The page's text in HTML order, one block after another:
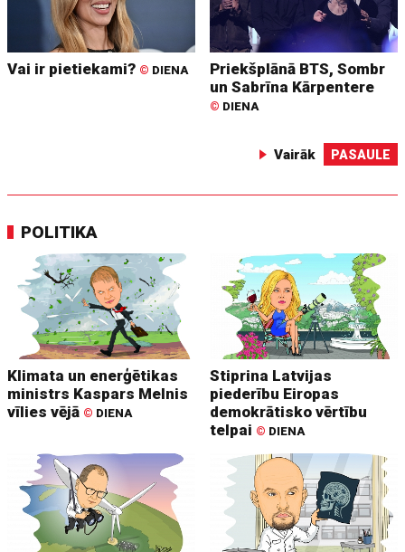
Vai ir pietiekami? © DIENA
Priekšplānā BTS, Sombr
un Sabrīna Kārpentere
© DIENA
Vairāk PASAULE
POLITIKA
Klimata un enerģētikas
ministrs Kaspars Melnis
vīlies vējā © DIENA
Stiprina Latvijas
piederību Eiropas
demokrātisko vērtību
telpai © DIENA